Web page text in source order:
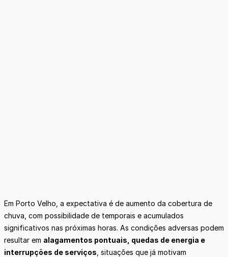
Em Porto Velho, a expectativa é de aumento da cobertura de
chuva, com possibilidade de temporais e acumulados
significativos nas próximas horas. As condições adversas podem
resultar em alagamentos pontuais, quedas de energia e
interrupções de serviços , situações que já motivam